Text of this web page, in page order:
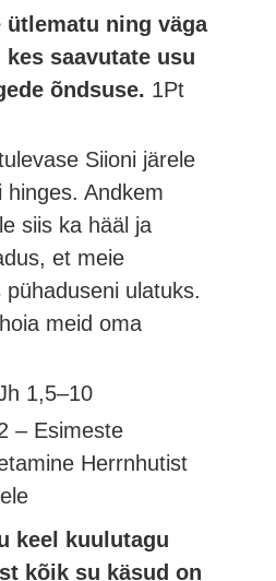
ütlematu ning väga
saavutate usu
õndsuse. 1Pt
Siioni järele
hinges. Andkem
siis ka hääl ja
et meie
ulatuks.
meid oma
1,5–10
– Esimeste
Herrnhutist
keel kuulutagu
kõik su käsud on